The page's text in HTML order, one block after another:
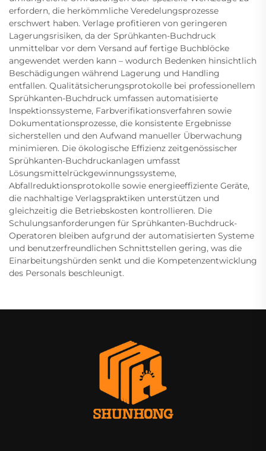
erfordern, die herkömmliche Veredelungsprozesse
erschwert haben. Verlage profitieren von geringeren
Lagerungsrisiken, da der Sprühkanten-Buchdruck
unmittelbar vor dem Versand auf fertige Buchblöcke
angewendet werden kann – wodurch Bedenken hinsichtlich
Beschädigungen während Lagerung und Handling
entfallen. Qualitätsicherungsprotokolle bei professionellem
Sprühkanten-Buchdruck umfassen automatisierte
Inspektionssysteme, Farbverifikationsverfahren sowie
Dokumentationsprozesse, die konsistente Ergebnisse
sicherstellen und den Aufwand manueller Überwachung
minimieren. Die ökologische Effizienz zeitgenössischer
Sprühkanten-Buchdruckanlagen umfasst
Lösungsmittelrückgewinnungssysteme,
Abfallreduktionsprotokolle sowie energieeffiziente Geräte,
die nachhaltige Verlagspraktiken unterstützen und
gleichzeitig die Betriebskosten kontrollieren. Die
Schulungsanforderungen für Sprühkanten-Buchdruck-
Operatoren bleiben aufgrund der automatisierten Systeme
und benutzerfreundlichen Schnittstellen gering, was die
Einarbeitungshürden senkt und die Kompetenzentwicklung
des Personals beschleunigt.